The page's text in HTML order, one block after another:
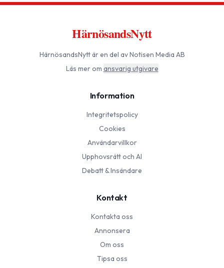
HärnösandsNytt
HärnösandsNyttär en del av Notisen Media AB
Läs mer om ansvarig utgivare
Information
Integritetspolicy
Cookies
Användarvillkor
Upphovsrätt och AI
Debatt & Insändare
Kontakt
Kontakta oss
Annonsera
Om oss
Tipsa oss